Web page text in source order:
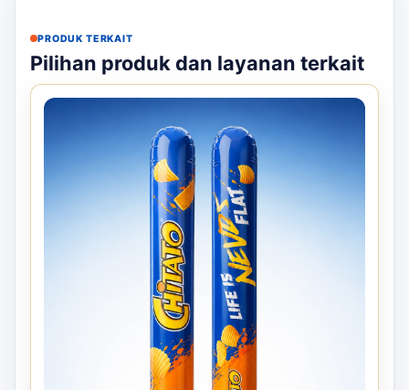
PRODUK TERKAIT
Pilihan produk dan layanan terkait